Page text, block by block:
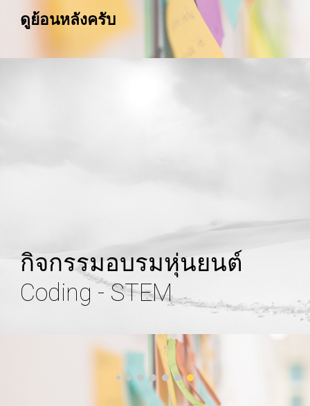
ดูย้อนหลังครับ
กิจกรรมอบรมหุ่นยนต์
Coding - STEM